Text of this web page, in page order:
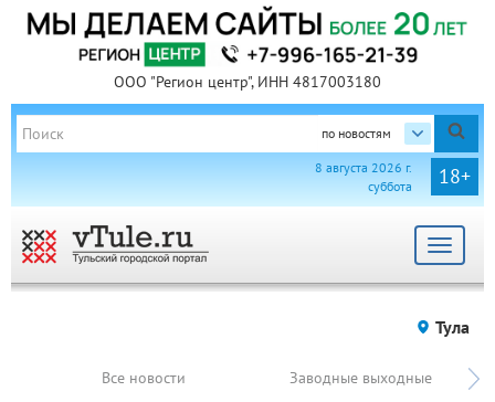
ООО "Регион центр", ИНН 4817003180
по новостям
18+
8 августа 2026 г.
суббота
Toggle
Тула
Все новости Заводные выходные